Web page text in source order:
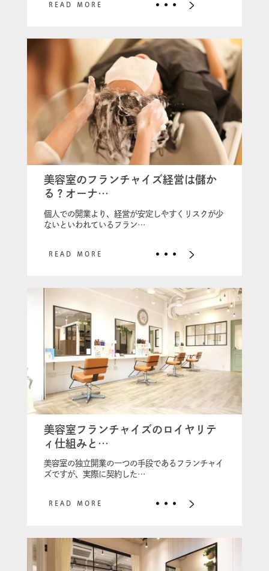
READ MORE
美容室のフランチャイズ経営は儲か
る？オーナ…
個人での開業より、経営が安定しやすくリスクが少
ないといわれているフラン…
READ MORE
美容室フランチャイズのロイヤリテ
ィ仕組みと…
美容室の独立開業の一つの手段であるフランチャイ
ズですが、実際に契約した…
READ MORE